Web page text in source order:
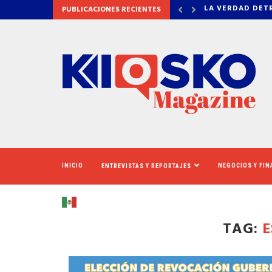
PUBLICACIONES RECIENTES
DE OZEMPIC NEWSOM
INICIO ENTREVISTAS Y REPORTAJES NEGOCIOS Y
TAG: